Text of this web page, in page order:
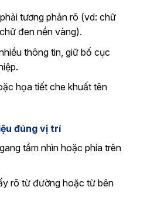
tương phản rõ (vd: chữ
đen nền vàng).
thông tin, giữ bố cục
họa tiết che khuất tên
đúng vị trí
tầm nhìn hoặc phía trên
rõ từ đường hoặc từ bên